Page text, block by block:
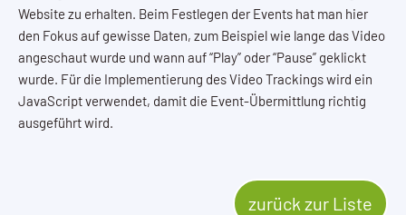
Website zu erhalten. Beim Festlegen der Events hat man hier
den Fokus auf gewisse Daten, zum Beispiel wie lange das Video
angeschaut wurde und wann auf “Play” oder “Pause” geklickt
wurde. Für die Implementierung des Video Trackings wird ein
JavaScript verwendet, damit die Event-Übermittlung richtig
ausgeführt wird.
zurück zur Liste